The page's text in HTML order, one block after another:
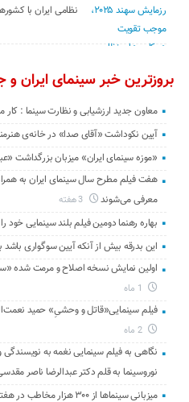
نظامی ایران با
بروزترین خبر سینمای ایران
معاون جدید ارزشیابی و نظارت سینما :
آیین نکوداشت «آقای صدا» در خانه‌ی
«موزه سینمای ایران» میزبان بزرگداشت
هفت فیلم مطرح سال سینمای ایران به
معرفی می‌شوند
3 هفته
بهاره رهنما دومین فیلم بلند سینمایی خود
این بدرقه بیش از آنکه آیین سوگواری
اولین نمایش نسخه اصلاح و مرمت شده
فیلم سینمایی«قاتل و وحشیِ» حمید
2 ماه
نگاهی به فیلم سینمایی نغمه به
نوروسینما به قلم دکتر عبدالرضا ناصر
میزبانی سینماها از ۳۰۰ هزار مخاطب در هفته گذشته